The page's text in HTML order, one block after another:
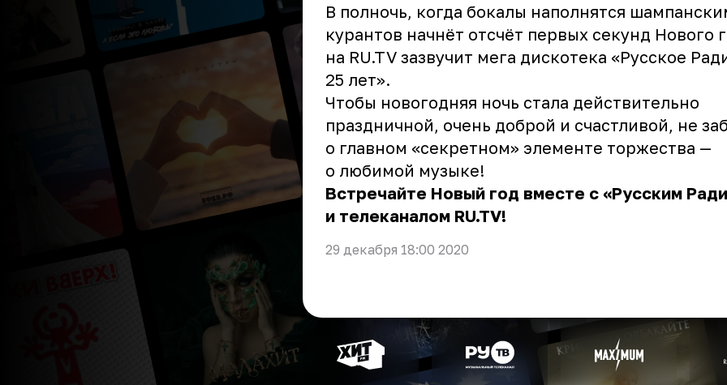
В полночь, когда бокалы наполнятся
курантов начнёт отсчёт первых секунд Нового
на RU.TV зазвучит мега дискотека «Русское
25 лет».
Чтобы новогодняя ночь стала действительно
праздничной, очень доброй и счастливой, не
о главном «секретном» элементе торжества —
о любимой музыке!
Встречайте Новый год вместе с «Русским
и телеканалом RU.TV!
29 декабря 18:00 2020